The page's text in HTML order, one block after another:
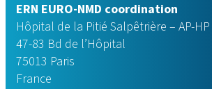
ERN EURO-NMD coordination
Hôpital de la Pitié Salpêtrière – AP-HP
47-83 Bd de l’Hôpital
75013 Paris
France